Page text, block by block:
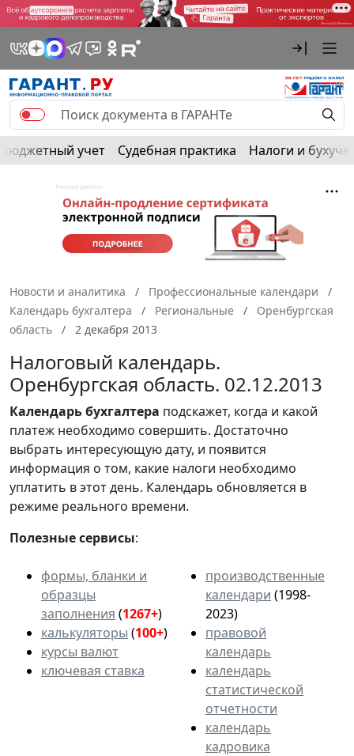
Бюджетный учет Судебная практика Налоги и
Новости и аналитика
Профессиональные календари
Календарь бухгалтера
Региональные
Оренбургская
область
2 декабря 2013
Налоговый календарь.
Оренбургская область. 02.12.2013
Календарьбухгалтера подскажет, когда и какой
платеж необходимо совершить. Достаточно
выбрать интересующую дату, и появится
информация о том, какие налоги необходимо
уплатить в этот день. Календарь обновляется в
режиме реального времени.
Полезные сервисы:
формы, бланки и
образцы
заполнения (1267+)
калькуляторы (100+)
курсы валют
ключевая ставка
производственные
календари (1998-
2023)
правовой
календарь
календарь
статистической
отчетности
календарь
кадровика